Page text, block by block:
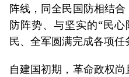
阵线，同全民国防相结
防阵势、与坚实的“民
民、全军圆满完成各项任
自建国初期，革命政权